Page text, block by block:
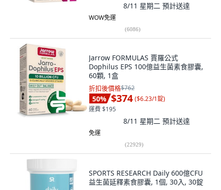
8/11 星期二 預計送達
WOW免運
(6086)
Jarrow FORMULAS 賈羅公式
Dophilus EPS 100億益生菌素食膠囊,
60顆, 1盒
折扣後價格$762
50% $374 ($6.23/1錠)
運費 $195
8/11 星期二 預計送達
免運
(22929)
SPORTS RESEARCH Daily 600億CFU
益生菌延釋素食膠囊, 1個, 30入, 30錠